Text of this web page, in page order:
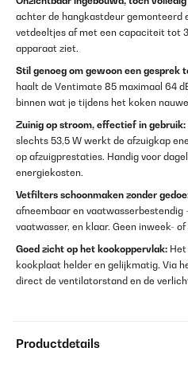
achter de hangkastdeur gemonteerd
vetdeeltjes af met een capaciteit tot
apparaat ziet.
Stil genoeg om gewoon een gesprek
haalt de Ventimate 85 maximaal 64
binnen wat je tijdens het koken
Zuinig op stroom, effectief in gebruik:
slechts 53,5 W werkt de afzuigkap
op afzuigprestaties. Handig voor
energiekosten.
Vetfilters schoonmaken zonder
afneembaar en vaatwasserbestendig
vaatwasser, en klaar. Geen inweek-
Goed zicht op het kookoppervlak:
kookplaat helder en gelijkmatig. Via
direct de ventilatorstand en de
Productdetails